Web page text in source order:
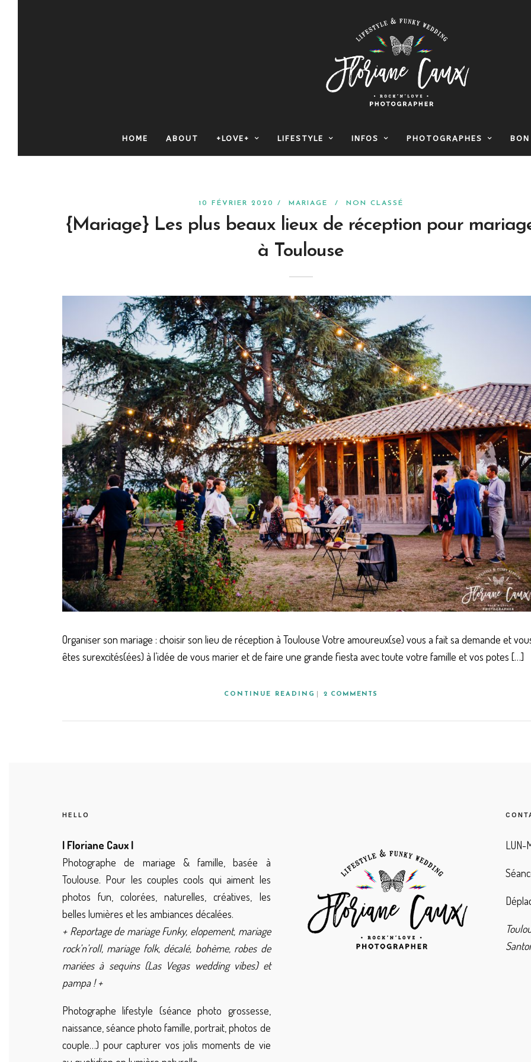
HOME ABOUT +LOVE+ LIFESTYLE INFOS PHOTOGRAPHES
10 FÉVRIER 2020 / MARIAGE / NON CLASSÉ
{Mariage} Les plus beaux lieux de réception pour
à Toulouse
Organiser son mariage : choisir son lieu de réception à Toulouse Votre amoureux(se) vous a fait sa demande et
êtes surexcités(ées) à l’idée de vous marier et de faire une grande fiesta avec toute votre famille et vos potes […]
CONTINUE READING 2 COMMENTS
HELLO
| Floriane Caux |
Photographe de mariage & famille, basée à
Toulouse. Pour les couples cools qui aiment les
photos fun, colorées, naturelles, créatives, les
belles lumières et les ambiances décalées.
+ Reportage de mariage Funky, elopement, mariage
rock’n’roll, mariage folk, décalé, bohème, robes de
mariées à sequins (Las Vegas wedding vibes) et
pampa ! +
Photographe lifestyle (séance photo grossesse,
naissance, séance photo famille, portrait, photos de
couple…) pour capturer vos jolis moments de vie
LUN-